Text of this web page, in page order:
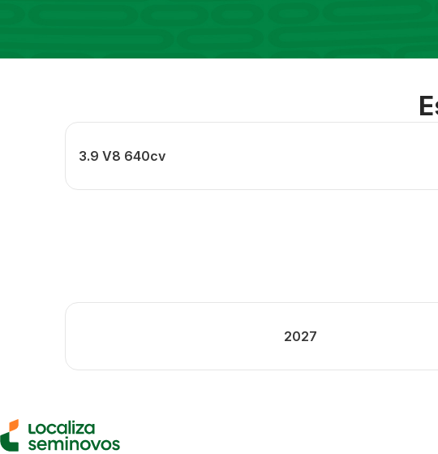
3.9 V8 640cv
2027